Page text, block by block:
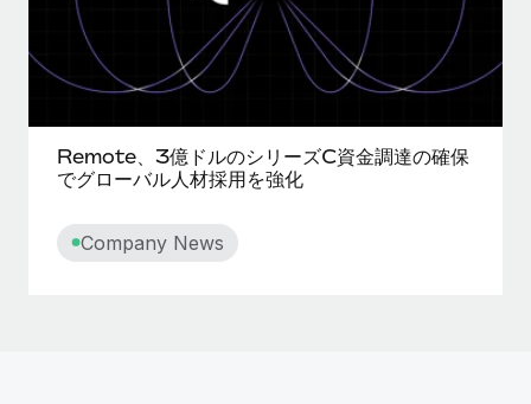
詳細を見る
Remote、3億ドルのシリーズC資金調達の確保
でグローバル人材採用を強化
Company News